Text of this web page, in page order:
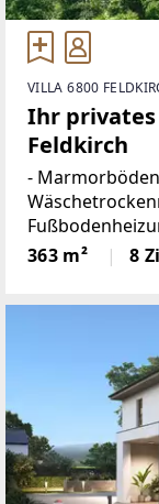
VILLA 6800
Ihr
Feldkirch
-
vereint stilvolle
363 m² 8